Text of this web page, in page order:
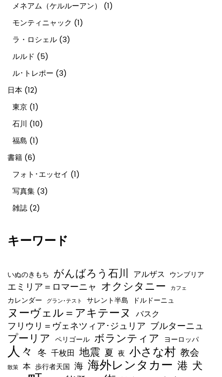
メネアム（ケルルーアン）
(1)
モンティニャック (1)
ラ・ロシェル (3)
ルルド (5)
ル･トレポー (3)
日本 (12)
東京 (1)
石川 (10)
福島 (1)
書籍 (6)
フォト･エッセイ (1)
写真集 (3)
雑誌 (2)
キーワード
いぬのきもち がんばろう石川 アルザス ウンブリア
エミリア＝ロマーニャ オクシタニー カフェ
カレンダー グラン･テスト サレント半島 ドルドーニュ
ヌーヴェル＝アキテーヌ バスク
フリウリ＝ヴェネツィア･ジュリア ブルターニュ
プーリア ペリゴール ボランティア ヨーロッパ
人々 冬 千枚田 地震 夏 夜 小さな村 教会
散策 本 歩行者天国 海 海外レンタカー 港 犬